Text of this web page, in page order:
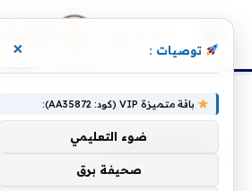
الرئيسية
توصيات : ×
باقة متميزة VIP (كود: AA35872):
ضوء التعليمي
صحيفة برق